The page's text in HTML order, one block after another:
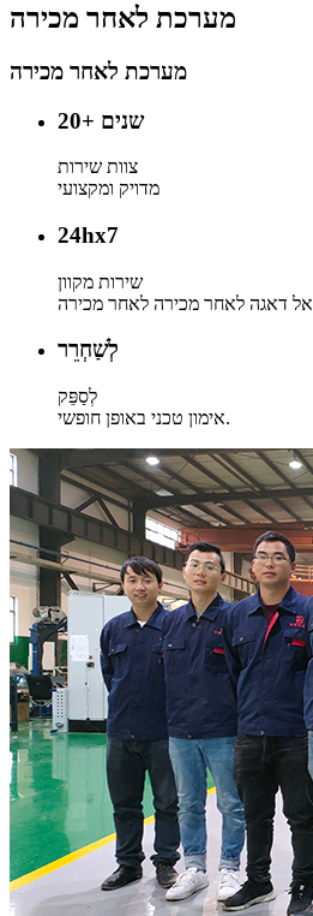
מערכת לאחר מכירה
מערכת לאחר מכירה
20
+ שנים
צוות שירות
מדויק ומקצועי
24hx7
שירות מקוון
אל דאגה לאחר מכירה לאחר מכירה
לְשַׁחְרֵר
לְסַפֵּק
אימון טכני באופן חופשי.